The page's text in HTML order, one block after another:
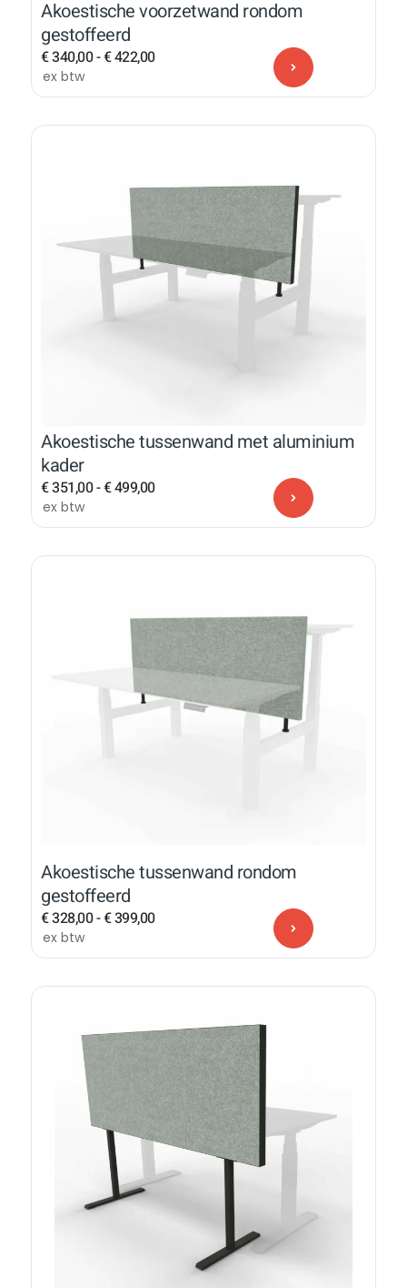
Akoestische voorzetwand rondom
gestoffeerd
€340,00-€422,00
ex btw
Akoestische tussenwand met aluminium
kader
€351,00-€499,00
ex btw
Akoestische tussenwand rondom
gestoffeerd
€328,00-€399,00
ex btw